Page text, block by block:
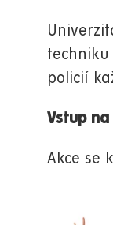
techniku
policií
Vstup
Akce se